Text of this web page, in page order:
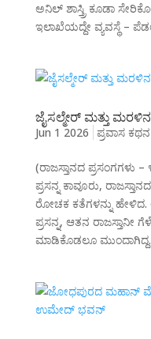
ಅನಿಲ್ ಶಾಸ್ತ್ರಿ ಕೂಡಾ
ಇಲಾಖೆಯದ್ದೇ ವ್ಯವಸ್ಥೆ –
ಜೈಸಲ್ಮೇರ್ ಮತ್ತು
Jun 1 2026 ಪ್ರವಾಸ ಕಥನ
(ರಾಜಸ್ತಾನದ ಪ್ರಸಂಗಗಳು
ಪ್ರಸನ್ನ ಕಾವೂರು,
ರೋಚಕ ಕತೆಗಳನ್ನು ಹೇಳಿದ.
ಪ್ರಸನ್ನ, ಆತನ
ಮಾಡಿಕೊಡಲೂ